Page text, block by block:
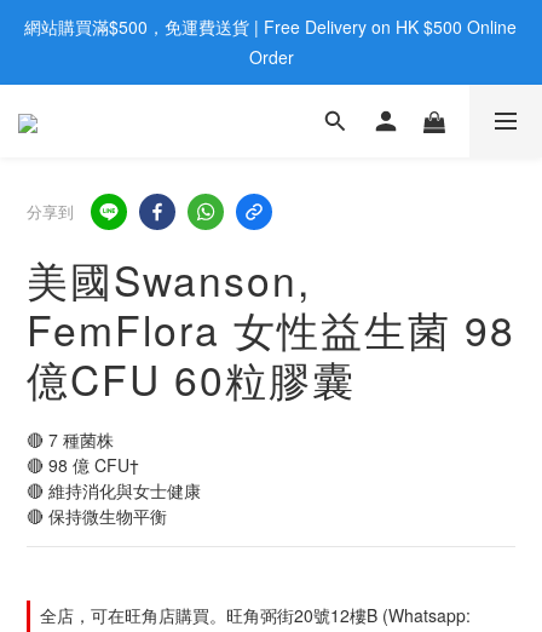
歡迎親臨旺角店購買：旺角弼街20號12樓B  |  RealDeal 保健品 |
WhatsApp 9560 0709
網站購買滿$500，免運費送貨 | Free Delivery on HK $500 Online
Order
歡迎親臨旺角店購買：旺角弼街20號12樓B  |  RealDeal 保健品 |
分享到
美國Swanson,
FemFlora 女性益生菌 98
億CFU 60粒膠囊
🔴 7 種菌株
🔴 98 億 CFU†
🔴 維持消化與女士健康
🔴 保持微生物平衡
全店，可在旺角店購買。旺角弼街20號12樓B (Whatsapp: